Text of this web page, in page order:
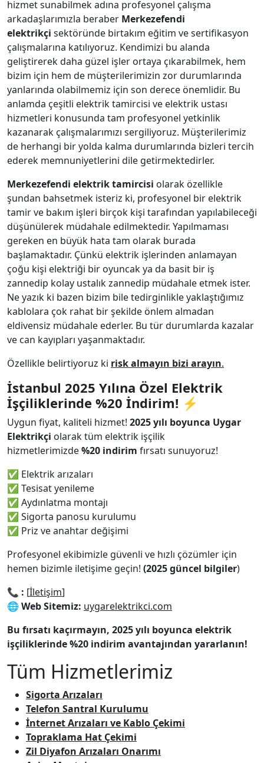
hizmet sunabilmek adına profesyonel çalışma
arkadaşlarımızla beraber Merkezefendi
elektrikçi sektöründe birtakım eğitim ve sertifikasyon
çalışmalarına katılıyoruz. Kendimizi bu alanda
geliştirerek daha güzel işler ortaya çıkarabilmek, hem
bizim için hem de müşterilerimizin zor durumlarında
yanlarında olabilmemiz için son derece önemlidir. Bu
anlamda çeşitli elektrik tamircisi ve elektrik ustası
hizmetleri konusunda tam profesyonel yetkinlik
kazanarak çalışmalarımızı sergiliyoruz. Müşterilerimiz
de herhangi bir yolda kalma durumlarında bizleri tercih
ederek memnuniyetlerini dile getirmektedirler.
Merkezefendi elektrik tamircisi olarak özellikle
şundan bahsetmek isteriz ki, profesyonel bir elektrik
tamir ve bakım işleri birçok kişi tarafından yapılabileceği
düşünülerek müdahale edilmektedir. Yapılmaması
gereken en büyük hata tam olarak burada
başlamaktadır. Çünkü elektrik işlerinden anlamayan
çoğu kişi elektriği bir oyuncak ya da basit bir iş
zannedip kolay ustalık zannedip müdahale etmek ister.
Ne yazık ki bazen bizim bile tedirginlikle yaklaştığımız
kablolara çok rahat bir şekilde önlem almadan
eldivensiz müdahale ederler. Bu tür durumlarda kazalar
ve can kayıpları yaşanmaktadır.
Özellikle belirtiyoruz ki risk almayın bizi arayın.
İstanbul 2025 Yılına Özel Elektrik
İşçiliklerinde %20 İndirim! ⚡
Uygun fiyat, kaliteli hizmet! 2025 yılı boyunca Uygar
Elektrikçi olarak tüm elektrik işçilik
hizmetlerimizde%20 indirim fırsatı sunuyoruz!
✅ Elektrik arızaları
✅ Tesisat yenileme
✅ Aydınlatma montajı
✅ Sigorta panosu kurulumu
✅ Priz ve anahtar değişimi
Profesyonel ekibimizle güvenli ve hızlı çözümler için
hemen bizimle iletişime geçin! (2025 güncel bilgiler)
📞 : [İletişim]
🌐 Web Sitemiz: uygarelektrikci.com
Bu fırsatı kaçırmayın, 2025 yılı boyunca elektrik
işçiliklerinde %20 indirim avantajından yararlanın!
Tüm Hizmetlerimiz
Sigorta Arızaları
Telefon Santral Kurulumu
İnternet Arızaları ve Kablo Çekimi
Topraklama Hat Çekimi
Zil Diyafon Arızaları Onarımı